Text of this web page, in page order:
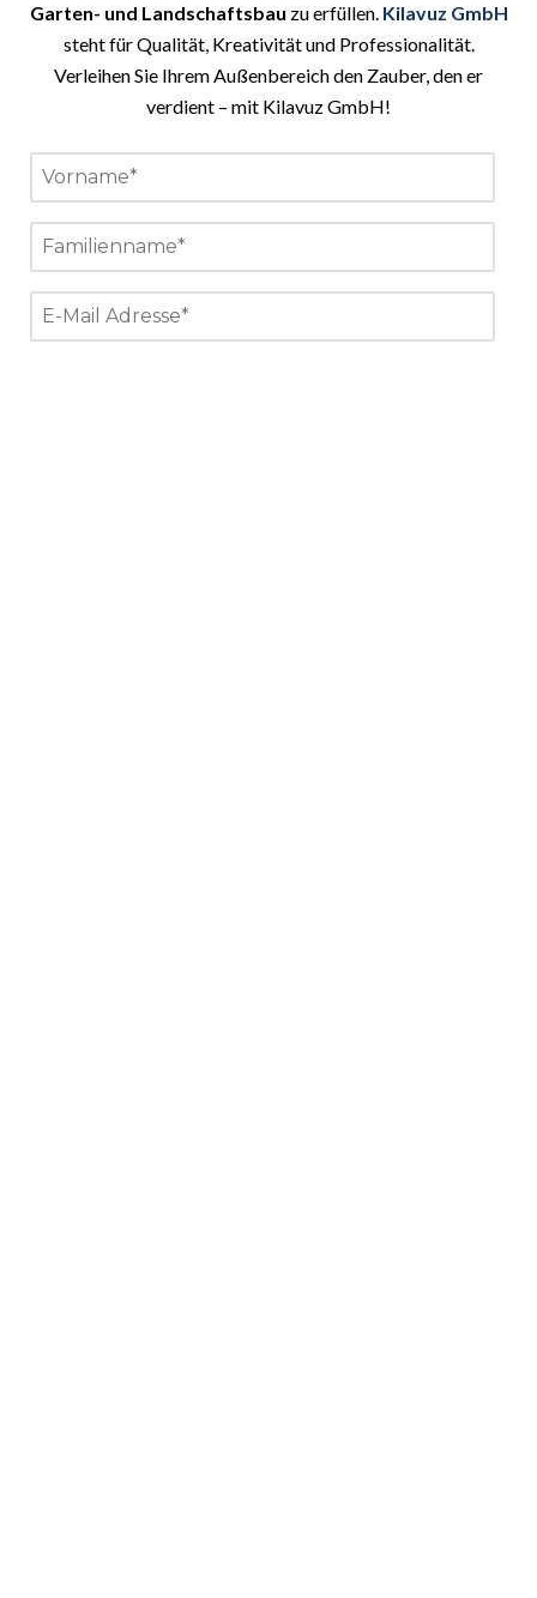
Garten- und Landschaftsbau zu erfüllen. Kilavuz GmbH
steht für Qualität, Kreativität und Professionalität.
Verleihen Sie Ihrem Außenbereich den Zauber, den er
verdient – mit Kilavuz GmbH!